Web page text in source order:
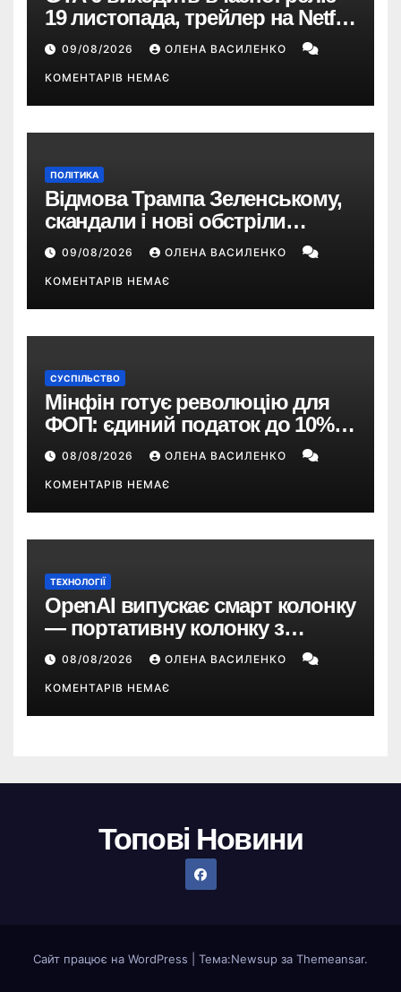
19 листопада, трейлер на Netflix
і $180 млн передзамовлень
09/08/2026 ОЛЕНА ВАСИЛЕНКО
КОМЕНТАРІВ НЕМАЄ
ПОЛІТИКА
Відмова Трампа Зеленському,
скандали і нові обстріли
України – що пішло не так?
09/08/2026 ОЛЕНА ВАСИЛЕНКО
КОМЕНТАРІВ НЕМАЄ
СУСПІЛЬСТВО
Мінфін готує революцію для
ФОП: єдиний податок до 10%,
ПДВ з 2028 року та перегляд 2-ї
групи
08/08/2026 ОЛЕНА ВАСИЛЕНКО
КОМЕНТАРІВ НЕМАЄ
ТЕХНОЛОГІЇ
OpenAI випускає смарт колонку
— портативну колонку з
ChatGPT, камерою та цінником
понад $300
08/08/2026 ОЛЕНА ВАСИЛЕНКО
КОМЕНТАРІВ НЕМАЄ
Топові Новини
Сайт працює на WordPress Тема:Newsup за Themeansar.